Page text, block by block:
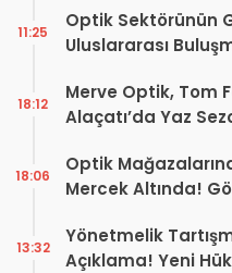
Optik Sektörünün
Uluslararası
11:25
Merve Optik, Tom
Alaçatı’da Yaz
18:12
Optik
Mercek Altında!
18:06
Yönetmelik
Açıklama! Yeni
13:32